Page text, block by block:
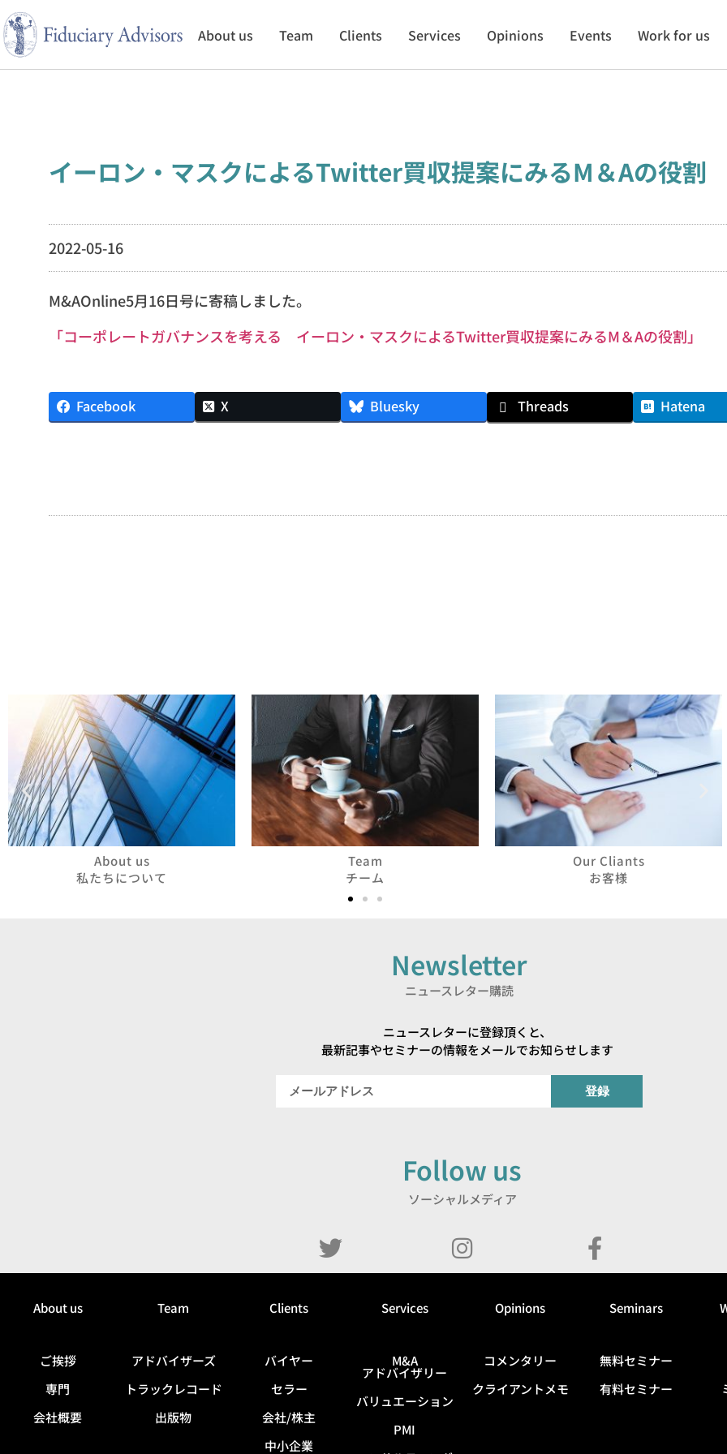
About us Team Clients Services Opinions Events Work for us
イーロン・マスクによるTwitter買収提案にみるM＆Aの役割
2022-05-16
M&AOnline5月16日号に寄稿しました。
「コーポレートガバナンスを考える イーロン・マスクによるTwitter買収提案にみるM＆Aの役割」
Facebook X Bluesky Threads Hatena
About us
私たちについて
Team
チーム
Our Cliants
お客様
Newsletter
ニュースレター購読
ニュースレターに登録頂くと、
最新記事やセミナーの情報をメールでお知らせします
登録
Follow us
ソーシャルメディア
About us
ご挨拶
専門
会社概要
Team
アドバイザーズ
トラックレコード
出版物
Clients
バイヤー
セラー
会社/株主
中小企業
Services
M&A
アドバイザリー
バリュエーション
PMI
Opinions
コメンタリー
クライアントメモ
Seminars
無料セミナー
有料セミナー